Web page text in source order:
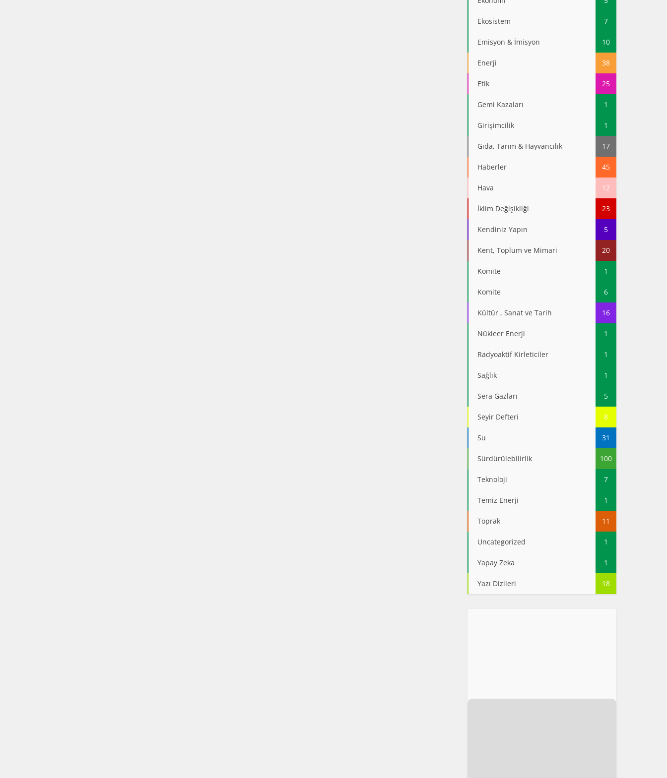
Ekosistem 7
Emisyon & İmisyon 10
Enerji 38
Etik 25
Gemi Kazaları 1
Girişimcilik 1
Gıda, Tarım & Hayvancılık 17
Haberler 45
Hava 12
İklim Değişikliği 23
Kendiniz Yapın 5
Kent, Toplum ve Mimari 20
Komite 1
Komite 6
Kültür , Sanat ve Tarih 16
Nükleer Enerji 1
Radyoaktif Kirleticiler 1
Sağlık 1
Sera Gazları 5
Seyir Defteri 8
Su 31
Sürdürülebilirlik 100
Teknoloji 7
Temiz Enerji 1
Toprak 11
Uncategorized 1
Yapay Zeka 1
Yazı Dizileri 18